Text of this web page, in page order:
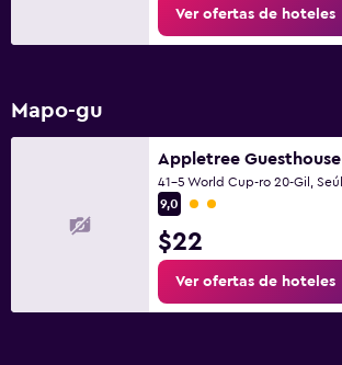
Estacionamiento accesible
Salud y seguridad
Cámaras CCTV en zonas comunes
Ver ofertas de hoteles
Mapo-gu
Appletree Guesthouse
41-5 World Cup-ro 20-Gil, Seúl
9,0
Categoría 2
$22
Ver ofertas de hoteles